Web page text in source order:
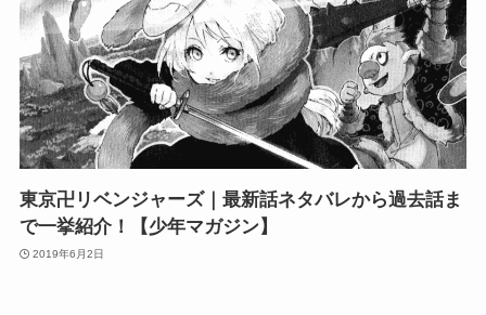
東京卍リベンジャーズ｜最新話ネタバレから過去話ま
で一挙紹介！【少年マガジン】
2019年6月2日